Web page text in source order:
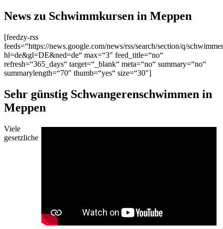
News zu Schwimmkursen in Meppen
[feedzy-rss
feeds=“https://news.google.com/news/rss/search/section/q/
hl=de&gl=DE&ned=de“ max=“3″ feed_title=“no“
refresh=“365_days“ target=“_blank“ meta=“no“ summary=“no“
summarylength=“70″ thumb=“yes“ size=“30″]
Sehr günstig Schwangerenschwimmen in
Meppen
Viele
gesetzliche